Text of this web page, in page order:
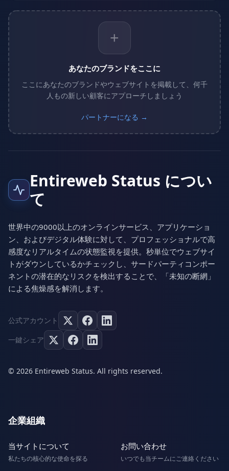
+
あなたのブランドをここに
ここにあなたのブランドやウェブサイトを掲載して、何千
人もの新しい顧客にアプローチしましょう
パートナーになる →
Entireweb Status につい
て
世界中の9000以上のオンラインサービス、アプリケーショ
ン、およびデジタル体験に対して、プロフェッショナルで高
感度なリアルタイムの状態監視を提供。秒単位でウェブサイ
トがダウンしているかチェックし、サードパーティコンポー
ネントの潜在的なリスクを検出することで、「未知の断網」
による焦燥感を解消します。
公式アカウント
一鍵シェア
© 2026 Entireweb Status. All rights reserved.
企業組織
当サイトについて
私たちの核心的な使命を探る
お問い合わせ
いつでも当チームにご連絡ください